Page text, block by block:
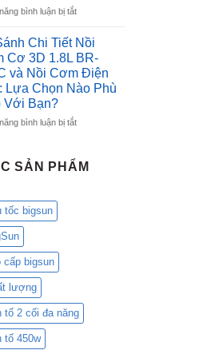
Việt,
Sóc
Gia
Đình
Bạn!
trong
ấm
đun
siêu
tốc:
BK-
và
của
Bigsun
bình luận bị tắtở
(06)
MÓN
NGON
NẤU
BẰNG
CƠM
Chi Tiết Nồi
Cơ 3D 1.8L BR-
và Nồi Cơm Điện
Lựa Chọn Nào Phù
Với Bạn?
bình luận bị tắtở
Chi
Cơm
Điện
SẢN PHẨM
tốc bigsun
cấp bigsun
lượng
tố 2 cối đa năng
tố 450w